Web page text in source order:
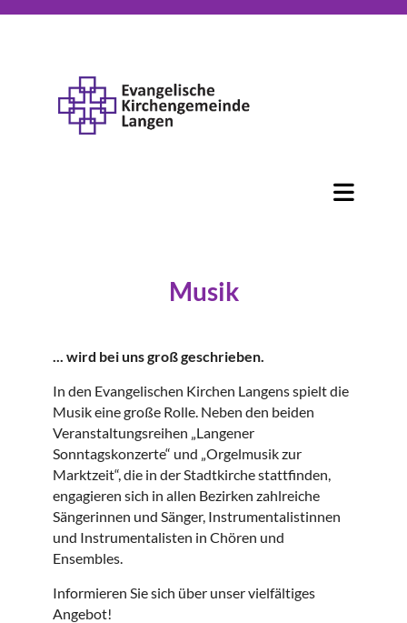
Musik
... wird bei uns groß geschrieben.
In den Evangelischen Kirchen Langens spielt die
Musik eine große Rolle. Neben den beiden
Veranstaltungsreihen „Langener
Sonntagskonzerte“ und „Orgelmusik zur
Marktzeit“, die in der Stadtkirche stattfinden,
engagieren sich in allen Bezirken zahlreiche
Sängerinnen und Sänger, Instrumentalistinnen
und Instrumentalisten in Chören und
Ensembles.
Informieren Sie sich über unser vielfältiges
Angebot!